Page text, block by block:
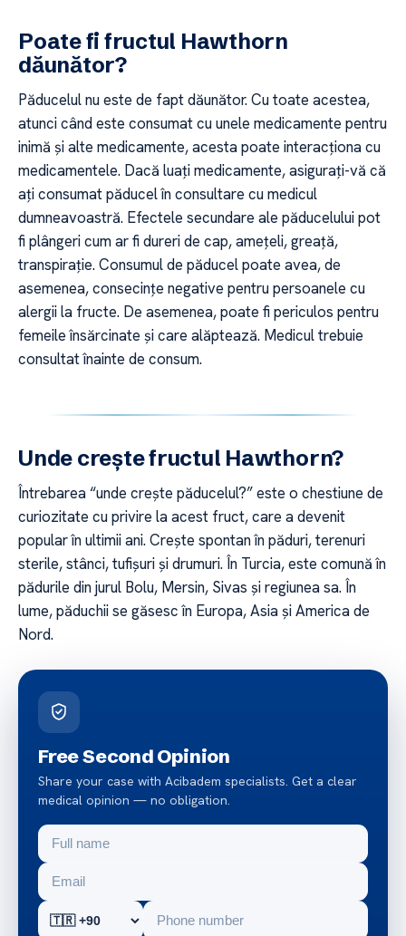
Poate fi fructul Hawthorn
dăunător?
Păducelul nu este de fapt dăunător. Cu toate acestea,
atunci când este consumat cu unele medicamente pentru
inimă și alte medicamente, acesta poate interacționa cu
medicamentele. Dacă luați medicamente, asigurați-vă că
ați consumat păducel în consultare cu medicul
dumneavoastră. Efectele secundare ale păducelului pot
fi plângeri cum ar fi dureri de cap, amețeli, greață,
transpirație. Consumul de păducel poate avea, de
asemenea, consecințe negative pentru persoanele cu
alergii la fructe. De asemenea, poate fi periculos pentru
femeile însărcinate și care alăptează. Medicul trebuie
consultat înainte de consum.
Unde crește fructul Hawthorn?
Întrebarea “unde crește păducelul?” este o chestiune de
curiozitate cu privire la acest fruct, care a devenit
popular în ultimii ani. Crește spontan în păduri, terenuri
sterile, stânci, tufișuri și drumuri. În Turcia, este comună în
pădurile din jurul Bolu, Mersin, Sivas și regiunea sa. În
lume, păduchii se găsesc în Europa, Asia și America de
Nord.
Free Second Opinion
Share your case with Acibadem specialists. Get a clear
medical opinion — no obligation.